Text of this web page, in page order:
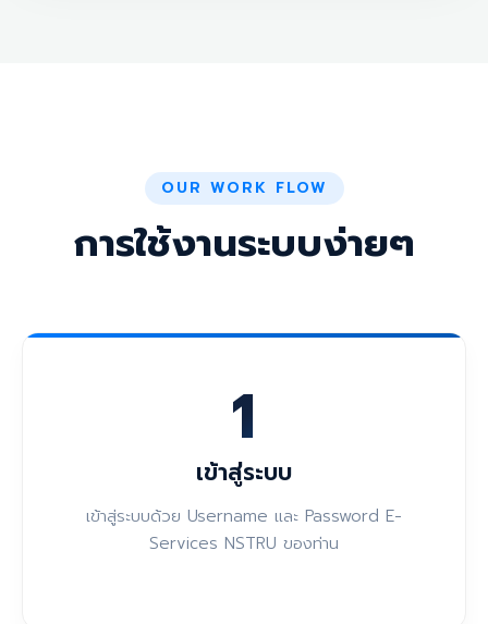
OUR WORK FLOW
การใช้งานระบบง่ายๆ
1
เข้าสู่ระบบ
เข้าสู่ระบบด้วย Username และ Password E-
Services NSTRU ของท่าน